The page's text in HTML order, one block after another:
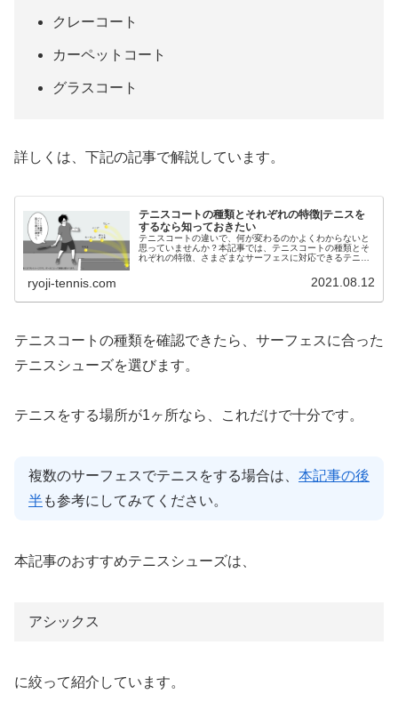
クレーコート
カーペットコート
グラスコート
詳しくは、下記の記事で解説しています。
テニスコートの種類とそれぞれの特徴|テニスを
するなら知っておきたい
テニスコートの違いで、何が変わるのかよくわからないと
思っていませんか？本記事では、テニスコートの種類とそ
れぞれの特徴、さまざまなサーフェスに対応できるテニス
スする予定がある方はぜひ記事をご覧ください。
ryoji-tennis.com 2021.08.12
テニスコートの種類を確認できたら、サーフェスに合った
テニスシューズを選びます。
テニスをする場所が1ヶ所なら、これだけで十分です。
複数のサーフェスでテニスをする場合は、 本記事の後
半も参考にしてみてください。
本記事のおすすめテニスシューズは、
アシックス
に絞って紹介しています。